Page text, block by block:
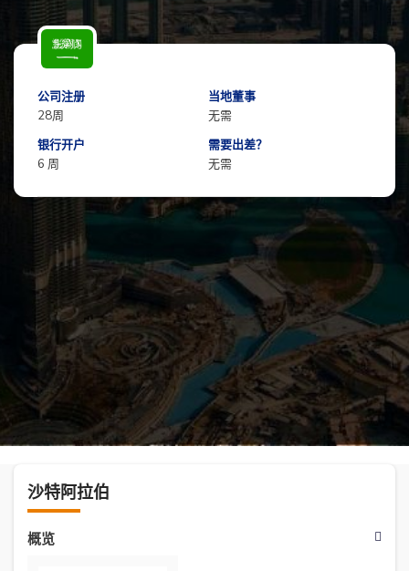
公司注册
28周
当地董事
无需
银行开户
6 周
需要出差？
无需
沙特阿拉伯
概览